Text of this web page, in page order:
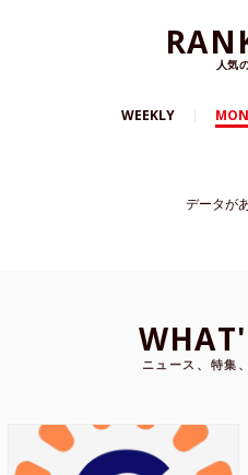
人気
WEEKLY
データが
ニュース、特集